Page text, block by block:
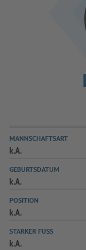
ERGEBNISSE &
SPIELBETRIEB
AUSBILDUNG &
MANNSCHAFTSART
k.A.
GEBURTSDATUM
k.A.
POSITION
k.A.
STARKER FUSS
k.A.